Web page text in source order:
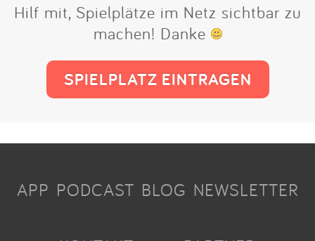
Hilf mit, Spielplätze im Netz sichtbar zu
machen! Danke
SPIELPLATZ EINTRAGEN
APP PODCAST BLOG NEWSLETTER